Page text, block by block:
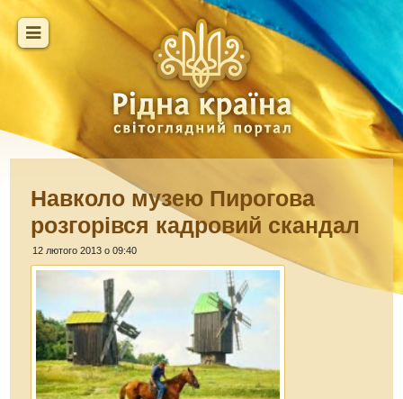
Навколо музею Пирогова
розгорівся кадровий скандал
12 лютого 2013 о 09:40